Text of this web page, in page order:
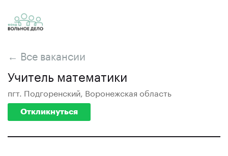
← Все вакансии
Учитель математики
пгт. Подгоренский, Воронежская область
Откликнуться